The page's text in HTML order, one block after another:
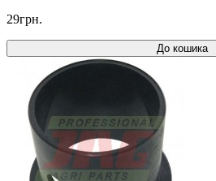
29грн.
До кошика